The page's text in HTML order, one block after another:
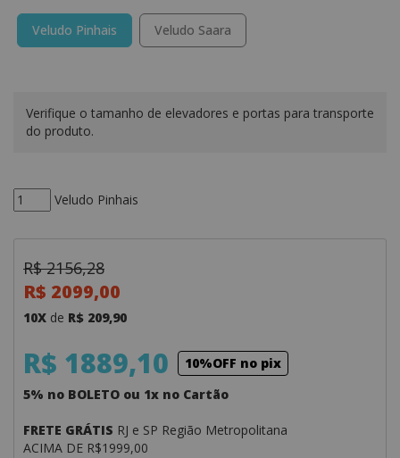
Veludo Pinhais Veludo Saara
Veludo Pinhais
Verifique o tamanho de elevadores e portas para transporte
do produto.
R$ 2156,28
R$ 2099,00
10X de R$ 209,90
R$ 1889,10
10%OFF no pix
5% no BOLETO ou 1x no Cartão
FRETE GRÁTIS RJ e SP Região Metropolitana
ACIMA DE R$1999,00